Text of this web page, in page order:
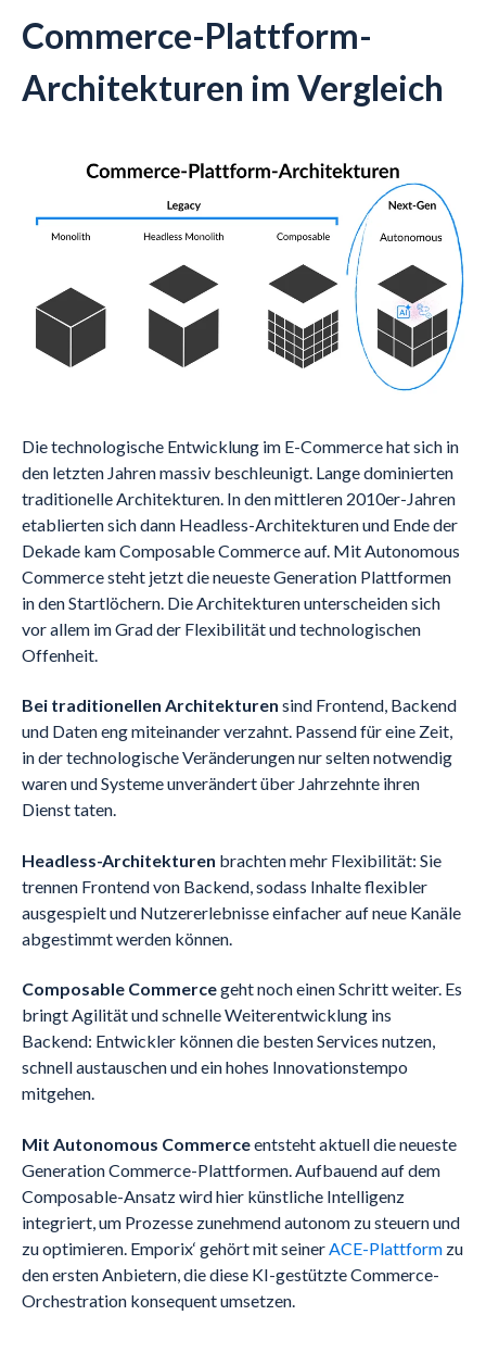
Commerce-Plattform-
Architekturen im Vergleich
Die technologische Entwicklung im E-Commerce hat sich in
den letzten Jahren massiv beschleunigt. Lange dominierten
traditionelle Architekturen. In den mittleren 2010er-Jahren
etablierten sich dann Headless-Architekturen und Ende der
Dekade kam Composable Commerce auf. Mit Autonomous
Commerce steht jetzt die neueste Generation Plattformen
in den Startlöchern. Die Architekturen unterscheiden sich
vor allem im Grad der Flexibilität und technologischen
Offenheit.
Bei traditionellen Architekturen sind Frontend, Backend
und Daten eng miteinander verzahnt. Passend für eine Zeit,
in der technologische Veränderungen nur selten notwendig
waren und Systeme unverändert über Jahrzehnte ihren
Dienst taten.
Headless-Architekturen brachten mehr Flexibilität: Sie
trennen Frontend von Backend, sodass Inhalte flexibler
ausgespielt und Nutzererlebnisse einfacher auf neue Kanäle
abgestimmt werden können.
Composable Commercegeht noch einen Schritt weiter. Es
bringt Agilität und schnelle Weiterentwicklung ins
Backend: Entwickler können die besten Services nutzen,
schnell austauschen und ein hohes Innovationstempo
mitgehen.
Mit Autonomous Commerceentsteht aktuell die neueste
Generation Commerce-Plattformen. Aufbauend auf dem
Composable-Ansatz wird hier künstliche Intelligenz
integriert, um Prozesse zunehmend autonom zu steuern und
zu optimieren. Emporix‘ gehört mit seiner ACE-Plattform zu
den ersten Anbietern, die diese KI-gestützte Commerce-
Orchestration konsequent umsetzen.